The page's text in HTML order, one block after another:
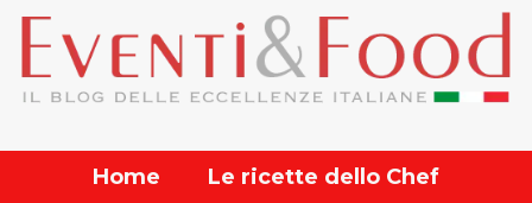
Home
Le ricette dello Chef